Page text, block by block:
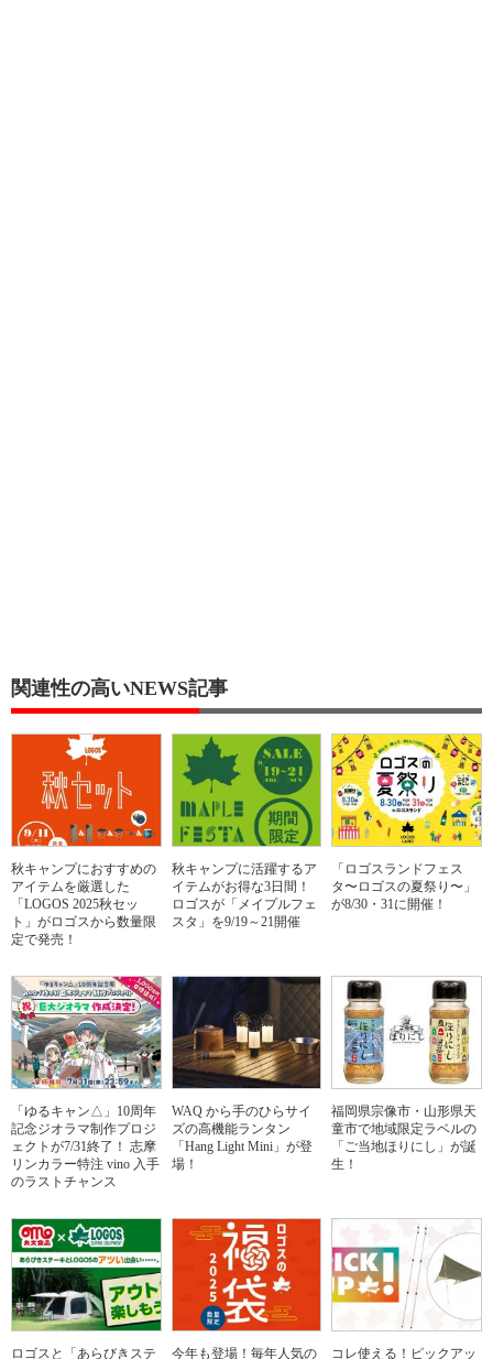
関連性の高いNEWS記事
秋キャンプにおすすめの
アイテムを厳選した
「LOGOS 2025秋セッ
ト」がロゴスから数量限
定で発売！
秋キャンプに活躍するア
イテムがお得な3日間！
ロゴスが「メイプルフェ
スタ」を9/19～21開催
「ロゴスランドフェス
タ〜ロゴスの夏祭り〜」
が8/30・31に開催！
「ゆるキャン△」10周年
記念ジオラマ制作プロジ
ェクトが7/31終了！ 志摩
リンカラー特注 vino 入手
のラストチャンス
WAQ から手のひらサイ
ズの高機能ランタン
「Hang Light Mini」が登
場！
福岡県宗像市・山形県天
童市で地域限定ラベルの
「ご当地ほりにし」が誕
生！
ロゴスと「あらびきステ 今年も登場！毎年人気の コレ使える！ピックアッ